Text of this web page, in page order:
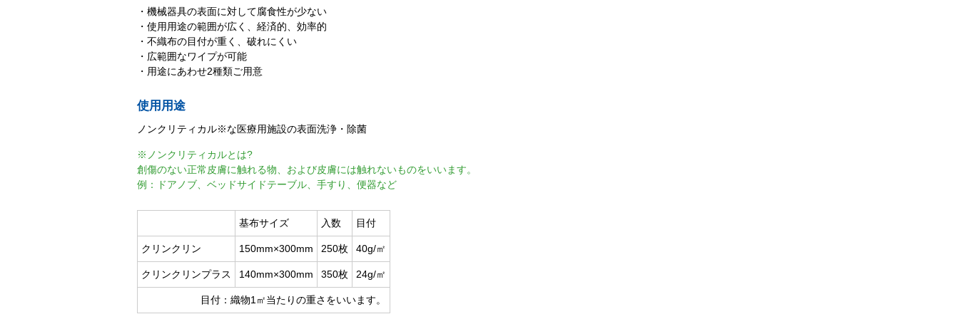
・機械器具の表面に対して腐食性が少ない
・使用用途の範囲が広く、経済的、効率的
・不織布の目付が重く、破れにくい
・広範囲なワイプが可能
・用途にあわせ2種類ご用意
使用用途
ノンクリティカル※な医療用施設の表面洗浄・除菌
※ノンクリティカルとは?
創傷のない正常皮膚に触れる物、および皮膚には触れないものをいいます。
例：ドアノブ、ベッドサイドテーブル、手すり、便器など
基布サイズ 入数 目付
クリンクリン 150mm×300mm 250枚 40g/㎡
クリンクリンプラス 140mm×300mm 350枚 24g/㎡
目付：織物1㎡当たりの重さをいいます。